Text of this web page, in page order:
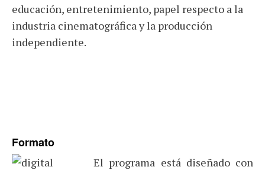
educación, entretenimiento, papel respecto a la
industria cinematográfica y la producción
independiente.
Formato
El programa está diseñado con